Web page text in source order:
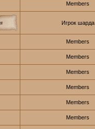
Members
Игрок шарда
Members
Members
Members
Members
Members
Members